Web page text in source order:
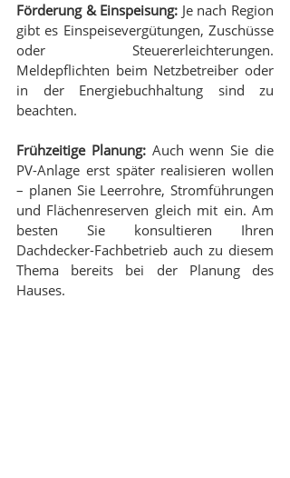
Förderung & Einspeisung: Je nach Region
gibt es Einspeisevergütungen, Zuschüsse
oder Steuererleichterungen.
Meldepflichten beim Netzbetreiber oder
in der Energiebuchhaltung sind zu
beachten.
Frühzeitige Planung: Auch wenn Sie die
PV-Anlage erst später realisieren wollen
– planen Sie Leerrohre, Stromführungen
und Flächenreserven gleich mit ein. Am
besten Sie konsultieren Ihren
Dachdecker-Fachbetrieb auch zu diesem
Thema bereits bei der Planung des
Hauses.